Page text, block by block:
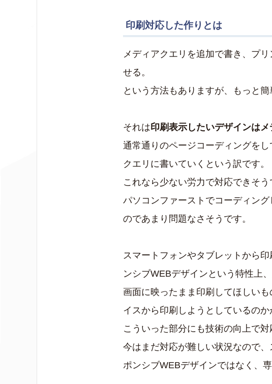
印刷対応した作りとは
メディアクエリを追加で書き、プ
せる。
という方法もありますが、もっと簡
それは印刷表示したいデザインは
通常通りのページコーディングを
クエリに書いていくという訳です。
これなら少ない労力で対応できそう
パソコンファーストでコーディン
のであまり問題なさそうです。
スマートフォンやタブレットから
ンシブWEBデザインという特性上
画面に映ったまま印刷してほしい
イスから印刷しようとしているの
こういった部分にも技術の向上で
今はまだ対応が難しい状況なので
ポンシブWEBデザインではなく、